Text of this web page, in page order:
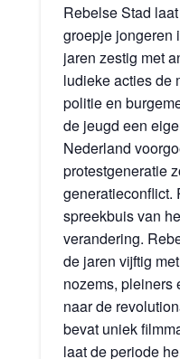
Rebelse Stad
groepje jongeren
jaren zestig met
ludieke acties de
politie en
de jeugd een
Nederland
protestgeneratie
generatieconflict.
spreekbuis van
verandering.
de jaren vijftig
nozems, pleiners
naar de
bevat uniek
laat de periode